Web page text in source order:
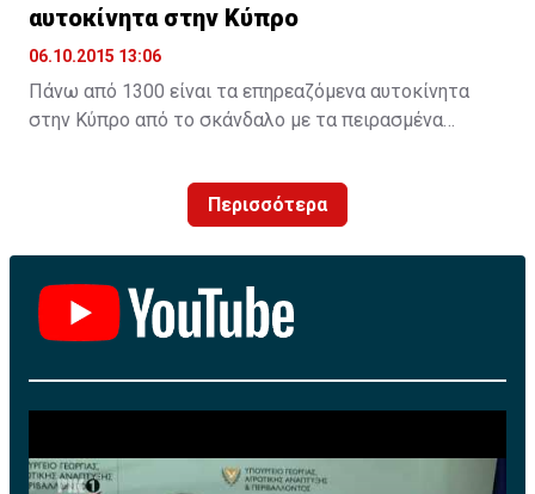
αυτοκίνητα στην Κύπρο
06.10.2015 13:06
Πάνω από 1300 είναι τα επηρεαζόμενα αυτοκίνητα
στην Κύπρο από το σκάνδαλο με τα πειρασμένα
αντιπρόσωπος της Volkswagen AG στην Κύπρο,
ενημερώνει για τις προσεχείς ενέργειες που αφορούν
πετρελαιοκίνητα οχήματα με κινητήρες EA 189.
Περισσότερα